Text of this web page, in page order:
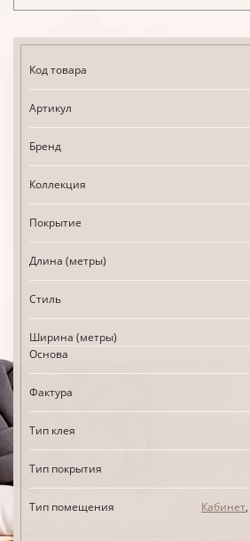
Код товара
Артикул
Бренд
Коллекция
Покрытие
Длина (метры)
Стиль
Ширина (метры)
Основа
Фактура
Тип клея
Тип покрытия
Тип помещения Кабинет,